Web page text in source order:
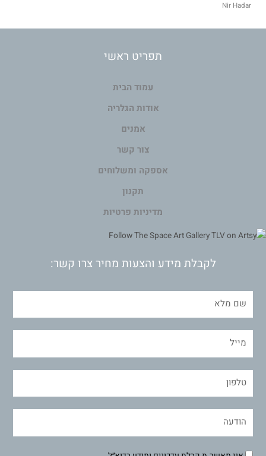
Nir Hadar
תפריט ראשי
עמוד הבית
אודות הגלריה
אמנים
צור קשר
אספקה ומשלוחים
תקנון
מדיניות פרטיות
לקבלת מידע והצעות מחיר צרו קשר: